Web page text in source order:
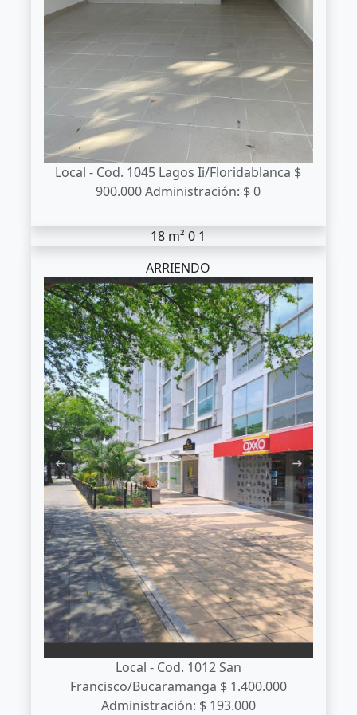
Local - Cod. 1045 Lagos Ii/Floridablanca $
900.000 Administración: $ 0
18 m² 0 1
ARRIENDO
Local - Cod. 1012San
Francisco/Bucaramanga $ 1.400.000
Administración: $ 193.000